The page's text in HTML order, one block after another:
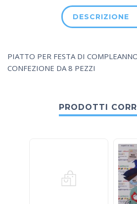
DESCRIZIONE
PIATTO PER FESTA DI
CONFEZIONE DA 8 PEZZI
PRODOTTI